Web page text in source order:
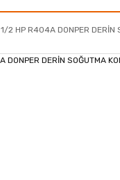
1/2 HP R404A DONPER DERİN